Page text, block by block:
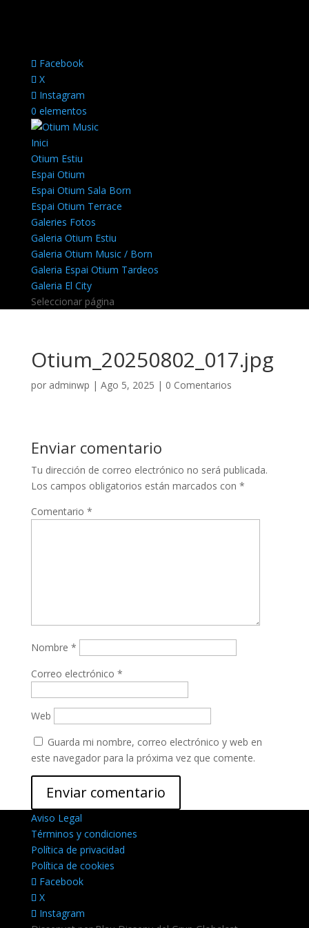
Facebook
X
Instagram
0 elementos
Inici
Otium Estiu
Espai Otium
Espai Otium Sala Born
Espai Otium Terrace
Galeries Fotos
Galeria Otium Estiu
Galeria Otium Music / Born
Galeria Espai Otium Tardeos
Galeria El City
Seleccionar página
Otium_20250802_017.jpg
por adminwp | Ago 5, 2025 | 0 Comentarios
Enviar comentario
Tu dirección de correo electrónico no será publicada.
Los campos obligatorios están marcados con *
Comentario *
Nombre *
Correo electrónico *
Web
Guarda mi nombre, correo electrónico y web en
este navegador para la próxima vez que comente.
Aviso Legal
Términos y condiciones
Política de privacidad
Política de cookies
Facebook
X
Instagram